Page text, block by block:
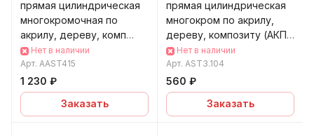
прямая цилиндрическая
многокромочная по
акрилу, дереву, комп
(АКП) DJTOL AAST415
Нет в наличии
Арт. AAST415
1 230 ₽
Заказать
прямая цилиндрическая
многокром по акрилу,
дереву, композиту (АКП)
DJTOL AST3.104
Нет в наличии
Арт. AST3.104
560 ₽
Заказать